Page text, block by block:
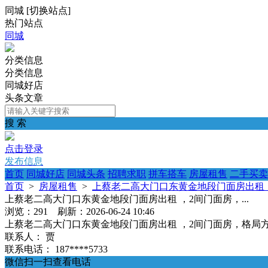
同城 [切换站点]
热门站点
同城
分类信息
分类信息
同城好店
头条文章
搜 索
点击登录
发布信息
首页 同城好店 同城头条 招聘求职 拼车搭车 房屋租售 二手买卖
首页 > 房屋租售 >
上蔡老二高大门口东黄金地段门面房出租
上蔡老二高大门口东黄金地段门面房出租 ，2间门面房，...
浏览：291 刷新：2026-06-24 10:46
上蔡老二高大门口东黄金地段门面房出租 ，2间门面房，格
联系人：
贾
联系电话：
187****5733
微信扫一扫查看电话